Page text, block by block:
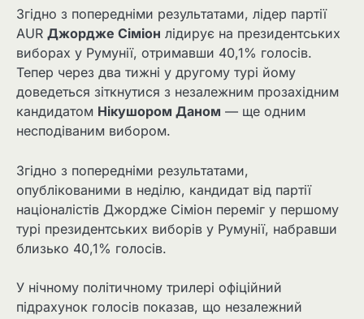
Згідно з попередніми результатами, лідер партії
AUR Джордже Сіміон лідирує на президентських
виборах у Румунії, отримавши 40,1% голосів.
Тепер через два тижні у другому турі йому
доведеться зіткнутися з незалежним прозахідним
кандидатом Нікушором Даном — ще одним
несподіваним вибором.
Згідно з попередніми результатами,
опублікованими в неділю, кандидат від партії
націоналістів Джордже Сіміон переміг у першому
турі президентських виборів у Румунії, набравши
близько 40,1% голосів.
У нічному політичному трилері офіційний
підрахунок голосів показав, що незалежний